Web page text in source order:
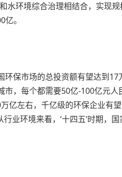
水环境综合治理相结合，实现
。
环保市场的总投资额有望达到
，每个都需要50亿-100亿元
亿左右，千亿级的环保企业有
环境来看，‘十四五’时期，国